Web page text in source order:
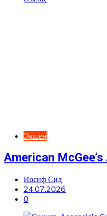
Экшен
American
Иосиф Сид
24.07.2026
0